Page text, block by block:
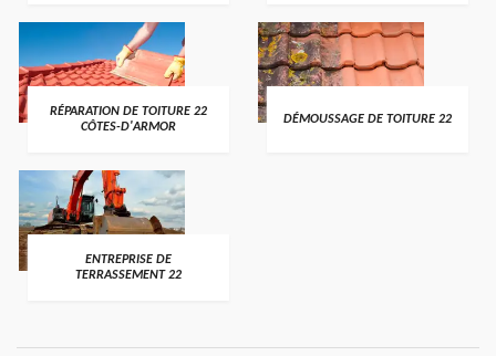
RÉPARATION DE TOITURE 22
CÔTES-D'ARMOR
DÉMOUSSAGE DE TOITURE 22
ENTREPRISE DE
TERRASSEMENT 22